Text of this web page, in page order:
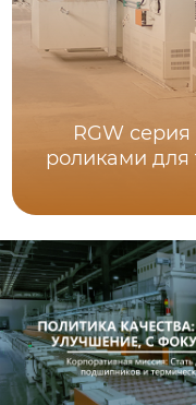
RGW
роликами для